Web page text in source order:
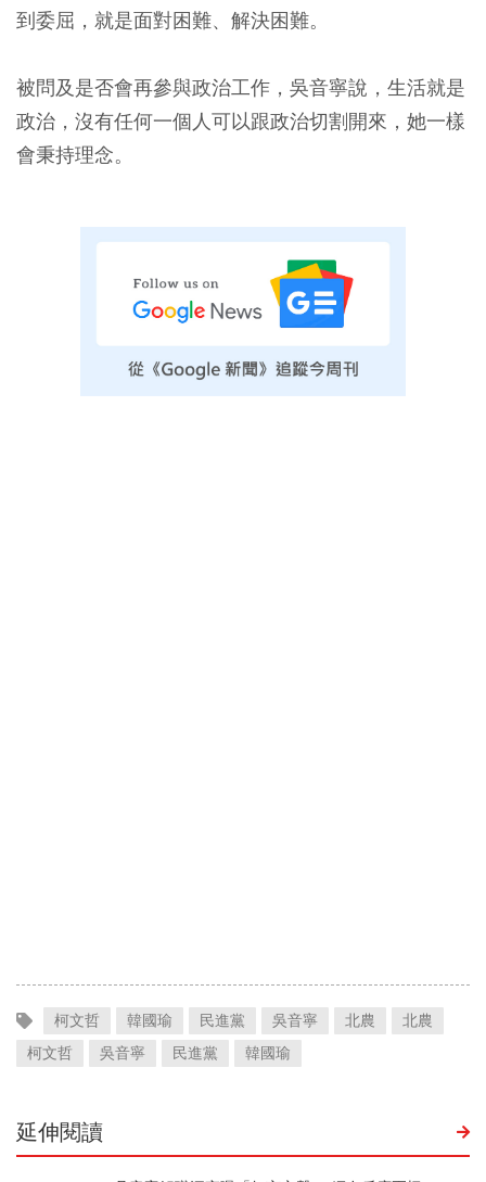
到委屈，就是面對困難、解決困難。
被問及是否會再參與政治工作，吳音寧說，生活就是
政治，沒有任何一個人可以跟政治切割開來，她一樣
會秉持理念。
柯文哲 韓國瑜 民進黨 吳音寧 北農
北農
柯文哲
吳音寧 民進黨 韓國瑜
延伸閱讀